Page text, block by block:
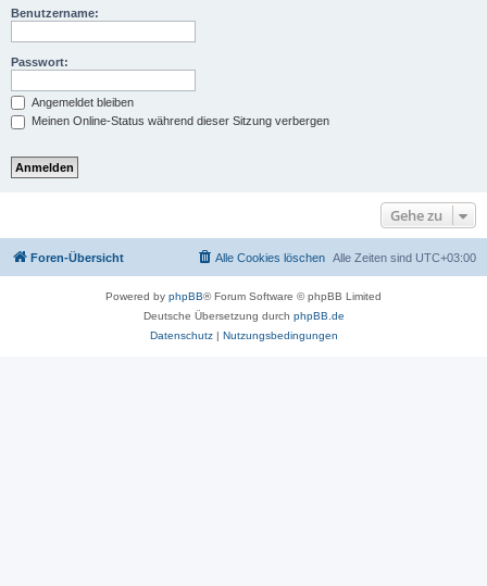
Benutzername:
Passwort:
Angemeldet bleiben
Meinen Online-Status während dieser Sitzung verbergen
Gehe zu
Foren-Übersicht Alle Zeiten sind UTC+03:00
Alle Cookies löschen
Powered by phpBB® Forum Software © phpBB Limited
Deutsche Übersetzung durch phpBB.de
Datenschutz| Nutzungsbedingungen